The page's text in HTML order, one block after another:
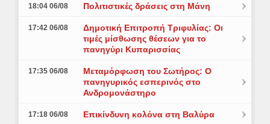
18:04 06/08 Πολιτιστικές δράσεις στη Μάνη
17:42 06/08
Δημοτική Επιτροπή Τριφυλίας: Οι
τιμές μίσθωσης θέσεων για το
πανηγύρι Κυπαρισσίας
17:35 06/08
Μεταμόρφωση του Σωτήρος: Ο
πανηγυρικός εσπερινός στο
Ανδρομονάστηρο
17:18 06/08 Επικίνδυνη κολόνα στη Βαλύρα